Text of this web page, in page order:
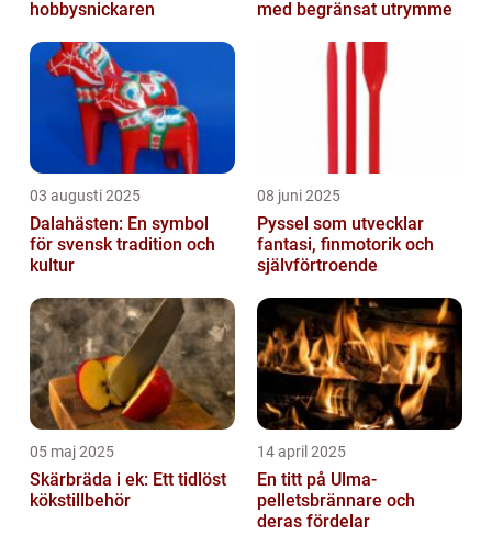
hobbysnickaren med begränsat utrymme
03 augusti 2025
Dalahästen: En symbol
för svensk tradition och
kultur
08 juni 2025
Pyssel som utvecklar
fantasi, finmotorik och
självförtroende
05 maj 2025
Skärbräda i ek: Ett tidlöst
kökstillbehör
14 april 2025
En titt på Ulma-
pelletsbrännare och
deras fördelar